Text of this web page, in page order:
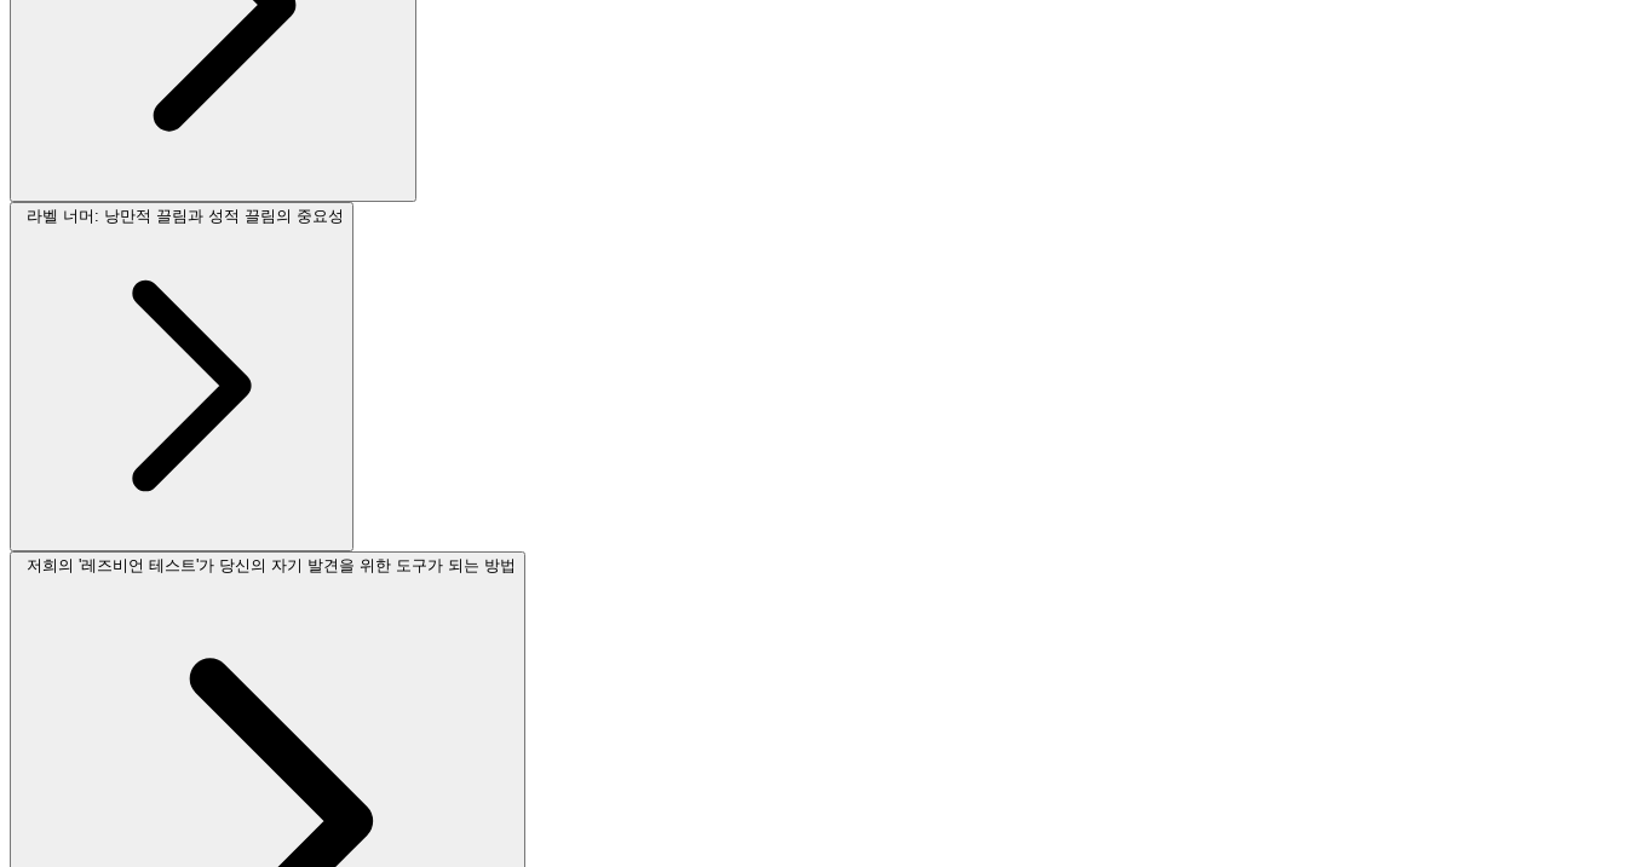
라벨 너머: 낭만적 끌림과 성적 끌림의 중요성
저희의 '레즈비언 테스트'가 당신의 자기 발견을 위한 도구가 되는 방법